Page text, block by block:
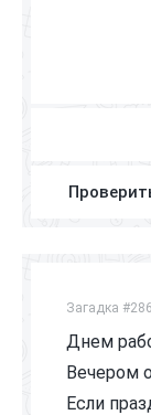
Загадка
Днем
Вечером
Если